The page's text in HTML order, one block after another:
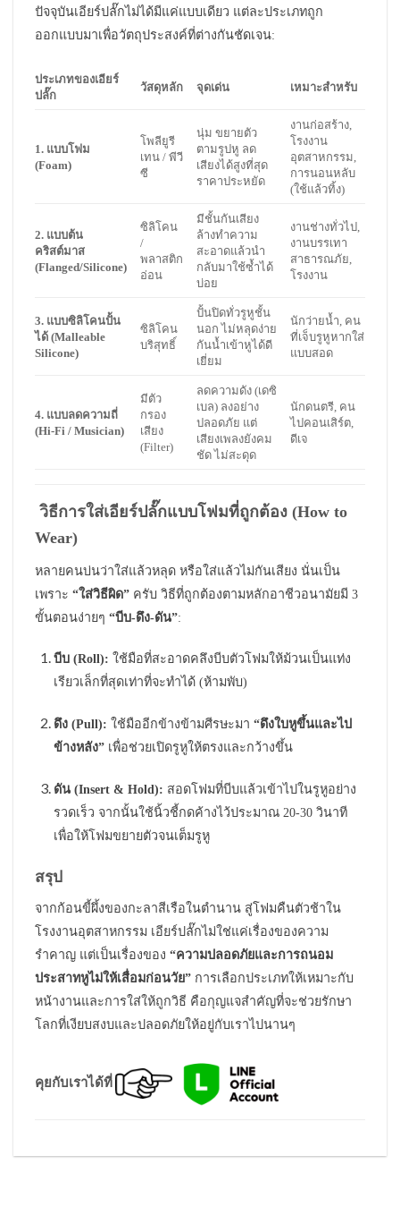
ปัจจุบันเอียร์ปลั๊กไม่ได้มีแค่แบบเดียว แต่ละประเภทถูก
ออกแบบมาเพื่อวัตถุประสงค์ที่ต่างกันชัดเจน:
ประเภทของเอียร์
ปลั๊ก
วัสดุหลัก จุดเด่น เหมาะสำหรับ
1. แบบโฟม
(Foam)
โพลียูรี
เทน / พีวี
ซี
นุ่ม ขยายตัว
ตามรูปหู ลด
เสียงได้สูงที่สุด
ราคาประหยัด
งานก่อสร้าง,
โรงงาน
อุตสาหกรรม,
การนอนหลับ
(ใช้แล้วทิ้ง)
2. แบบต้น
คริสต์มาส
(Flanged/Silicone)
ซิลิโคน
/
พลาสติก
อ่อน
มีชั้นกันเสียง
ล้างทำความ
สะอาดแล้วนำ
กลับมาใช้ซ้ำได้
บ่อย
งานช่างทั่วไป,
งานบรรเทา
สาธารณภัย,
โรงงาน
3. แบบซิลิโคนปั้น
ได้ (Malleable
Silicone)
ซิลิโคน
บริสุทธิ์
ปั้นปิดทั่วรูหูชั้น
นอก ไม่หลุดง่าย
กันน้ำเข้าหูได้ดี
เยี่ยม
นักว่ายน้ำ, คน
ที่เจ็บรูหูหากใส่
แบบสอด
4. แบบลดความถี่
(Hi-Fi / Musician)
มีตัว
กรอง
เสียง
(Filter)
ลดความดัง (เดซิ
เบล) ลงอย่าง
ปลอดภัย แต่
เสียงเพลงยังคม
ชัด ไม่สะดุด
นักดนตรี, คน
ไปคอนเสิร์ต,
ดีเจ
วิธีการใส่เอียร์ปลั๊กแบบโฟมที่ถูกต้อง (How to
Wear)
หลายคนบ่นว่าใส่แล้วหลุด หรือใส่แล้วไม่กันเสียง นั่นเป็น
เพราะ “ใส่วิธีผิด” ครับ วิธีที่ถูกต้องตามหลักอาชีวอนามัยมี 3
ขั้นตอนง่ายๆ “บีบ-ดึง-ดัน”:
บีบ (Roll): ใช้มือที่สะอาดคลึงบีบตัวโฟมให้ม้วนเป็นแท่ง
เรียวเล็กที่สุดเท่าที่จะทำได้ (ห้ามพับ)
ดึง (Pull): ใช้มืออีกข้างข้ามศีรษะมา “ดึงใบหูขึ้นและไป
ข้างหลัง”เพื่อช่วยเปิดรูหูให้ตรงและกว้างขึ้น
ดัน (Insert & Hold): สอดโฟมที่บีบแล้วเข้าไปในรูหูอย่าง
รวดเร็ว จากนั้นใช้นิ้วชี้กดค้างไว้ประมาณ 20-30 วินาที
เพื่อให้โฟมขยายตัวจนเต็มรูหู
สรุป
จากก้อนขี้ผึ้งของกะลาสีเรือในตำนาน สู่โฟมคืนตัวช้าใน
โรงงานอุตสาหกรรม เอียร์ปลั๊กไม่ใช่แค่เรื่องของความ
รำคาญ แต่เป็นเรื่องของ “ความปลอดภัยและการถนอม
ประสาทหูไม่ให้เสื่อมก่อนวัย” การเลือกประเภทให้เหมาะกับ
หน้างานและการใส่ให้ถูกวิธี คือกุญแจสำคัญที่จะช่วยรักษา
โลกที่เงียบสงบและปลอดภัยให้อยู่กับเราไปนานๆ
คุยกับเราได้ที่